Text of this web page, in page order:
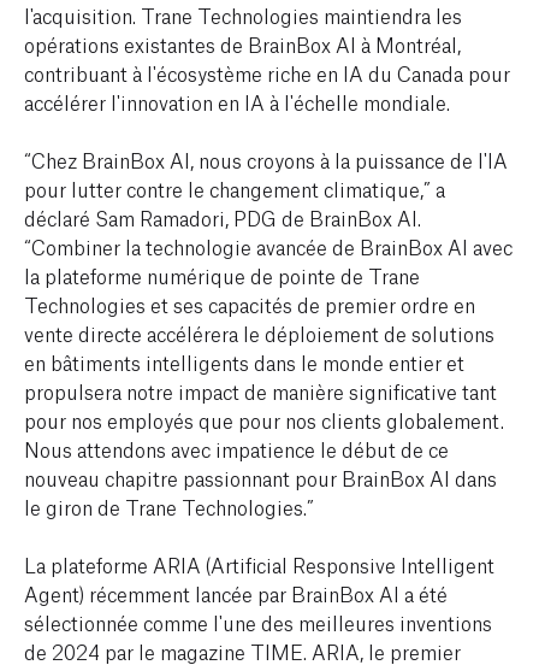
l'acquisition. Trane Technologies maintiendra les
opérations existantes de BrainBox AI à Montréal,
contribuant à l'écosystème riche en IA du Canada pour
accélérer l'innovation en IA à l'échelle mondiale.
“Chez BrainBox AI, nous croyons à la puissance de l'IA
pour lutter contre le changement climatique,” a
déclaré Sam Ramadori, PDG de BrainBox AI.
“Combiner la technologie avancée de BrainBox AI avec
la plateforme numérique de pointe de Trane
Technologies et ses capacités de premier ordre en
vente directe accélérera le déploiement de solutions
en bâtiments intelligents dans le monde entier et
propulsera notre impact de manière significative tant
pour nos employés que pour nos clients globalement.
Nous attendons avec impatience le début de ce
nouveau chapitre passionnant pour BrainBox AI dans
le giron de Trane Technologies.”
La plateforme ARIA (Artificial Responsive Intelligent
Agent) récemment lancée par BrainBox AI a été
sélectionnée comme l'une des meilleures inventions
de 2024 par le magazine TIME. ARIA, le premier